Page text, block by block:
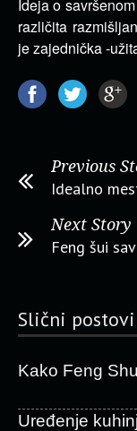
Ideja o
različita
je zajednička -
Previous
Idealno
Next Story
Feng šui
Slični postovi
Kako Feng
Uređenje